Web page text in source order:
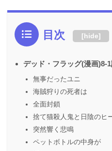
目次 [hide]
デッド・フラッグ(漫画)8-
無事だったユニ
海賊狩りの死者は
全面封鎖
捨て猫殺人鬼と日陰のヒ
突然響く悲鳴
ペットボトルの中身が